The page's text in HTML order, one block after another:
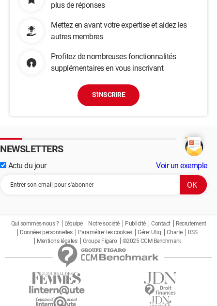
plus de réponses
Mettez en avant votre expertise et aidez les
autres membres
Profitez de nombreuses fonctionnalités
supplémentaires en vous inscrivant
S'INSCRIRE
NEWSLETTERS
Actu du jour Voir un exemple
Qui sommes-nous ? L'équipe Notre société Publicité Contact
Recrutement
Données personnelles
Paramétrer les cookies Gérer Utiq Charte
RSS
Mentions légales
Groupe Figaro ©2025 CCM Benchmark